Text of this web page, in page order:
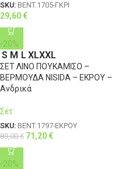
SKU: BENT.1705-ΓΚΡΙ
29,60€
-20%
S M L XLXXL
ΣΕΤ ΛΙΝΟ ΠΟΥΚΑΜΙΣΟ –
ΒΕΡΜΟΥΔΑ NISIDA – ΕΚΡΟΥ –
Ανδρικά
Σετ
SKU: BENT.1797-ΕΚΡΟΥ
89,00€ 71,20€
-20%